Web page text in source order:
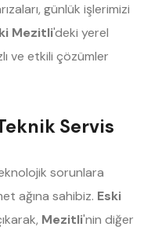
günlük işlerimizi
Mezitli'deki yerel
ve etkili çözümler
Servis
sorunlara
ağına sahibiz. Eski
Mezitli'nin diğer